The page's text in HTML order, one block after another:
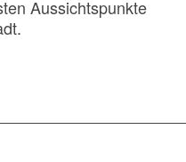
Aussichtspunkte